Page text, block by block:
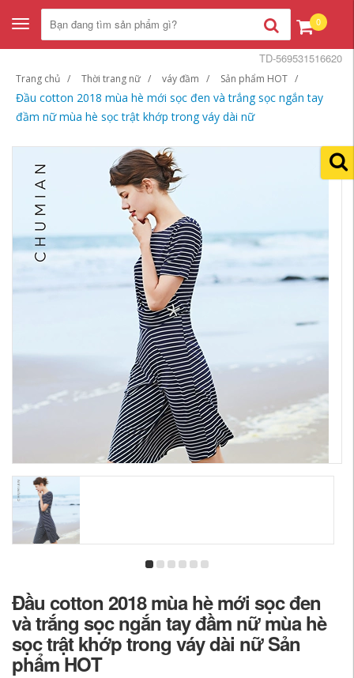
Toggle
navigation
0
Trang chủ Thời trang nữ váy đầm Sản phẩm HOT
Đầu cotton 2018 mùa hè mới sọc đen và trắng sọc ngắn tay
đầm nữ mùa hè sọc trật khớp trong váy dài nữ
TD-569531516620
Đầu cotton 2018 mùa hè mới sọc đen
và trắng sọc ngắn tay đầm nữ mùa hè
sọc trật khớp trong váy dài nữ Sản
phẩm HOT